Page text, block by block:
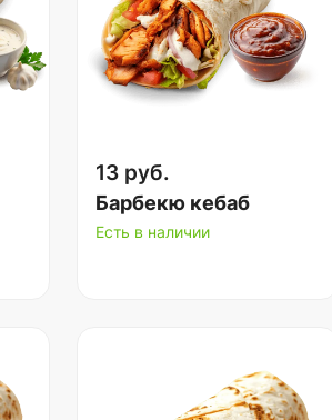
13 руб.
Барбекю кебаб
Есть в наличии